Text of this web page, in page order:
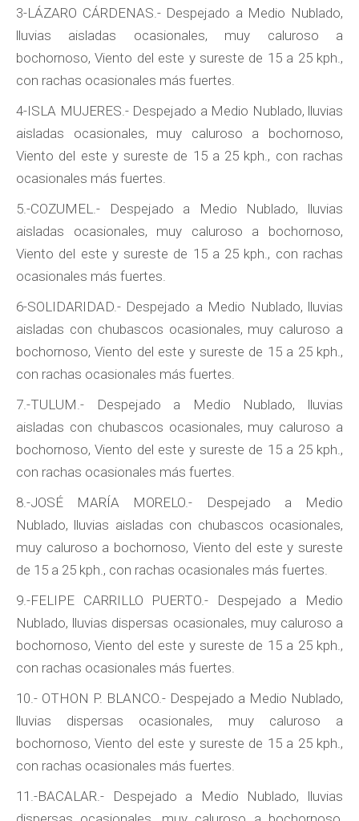
3-LÁZARO CÁRDENAS.- Despejado a Medio Nublado,
lluvias aisladas ocasionales, muy caluroso a
bochornoso, Viento del este y sureste de 15 a 25 kph.,
con rachas ocasionales más fuertes.
4-ISLA MUJERES.- Despejado a Medio Nublado, lluvias
aisladas ocasionales, muy caluroso a bochornoso,
Viento del este y sureste de 15 a 25 kph., con rachas
ocasionales más fuertes.
5.-COZUMEL.- Despejado a Medio Nublado, lluvias
aisladas ocasionales, muy caluroso a bochornoso,
Viento del este y sureste de 15 a 25 kph., con rachas
ocasionales más fuertes.
6-SOLIDARIDAD.- Despejado a Medio Nublado, lluvias
aisladas con chubascos ocasionales, muy caluroso a
bochornoso, Viento del este y sureste de 15 a 25 kph.,
con rachas ocasionales más fuertes.
7.-TULUM.- Despejado a Medio Nublado, lluvias
aisladas con chubascos ocasionales, muy caluroso a
bochornoso, Viento del este y sureste de 15 a 25 kph.,
con rachas ocasionales más fuertes.
8.-JOSÉ MARÍA MORELO.- Despejado a Medio
Nublado, lluvias aisladas con chubascos ocasionales,
muy caluroso a bochornoso, Viento del este y sureste
de 15 a 25 kph., con rachas ocasionales más fuertes.
9.-FELIPE CARRILLO PUERTO.- Despejado a Medio
Nublado, lluvias dispersas ocasionales, muy caluroso a
bochornoso, Viento del este y sureste de 15 a 25 kph.,
con rachas ocasionales más fuertes.
10.- OTHON P. BLANCO.- Despejado a Medio Nublado,
lluvias dispersas ocasionales, muy caluroso a
bochornoso, Viento del este y sureste de 15 a 25 kph.,
con rachas ocasionales más fuertes.
11.-BACALAR.- Despejado a Medio Nublado, lluvias